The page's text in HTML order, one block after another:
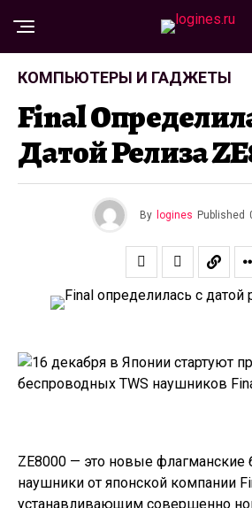
КОМПЬЮТЕРЫ И ГАДЖЕТЫ
Final
Датой Релиза
By logines Published
ZE8000 — это новые флагманские
наушники от японской компании
устанавливающим совершенно